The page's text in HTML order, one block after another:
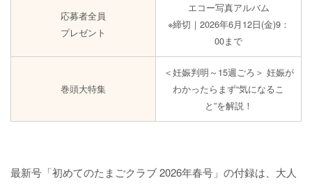
応募者全員
プレゼント
エコー写真アルバム
※締切｜2026年6月12日(金)9：
00まで
巻頭大特集
＜妊娠判明～15週ごろ＞ 妊娠が
わかったらまず“気になるこ
と”を解説！
最新号「初めてのたまごクラブ 2026年春号」の付録は、大人